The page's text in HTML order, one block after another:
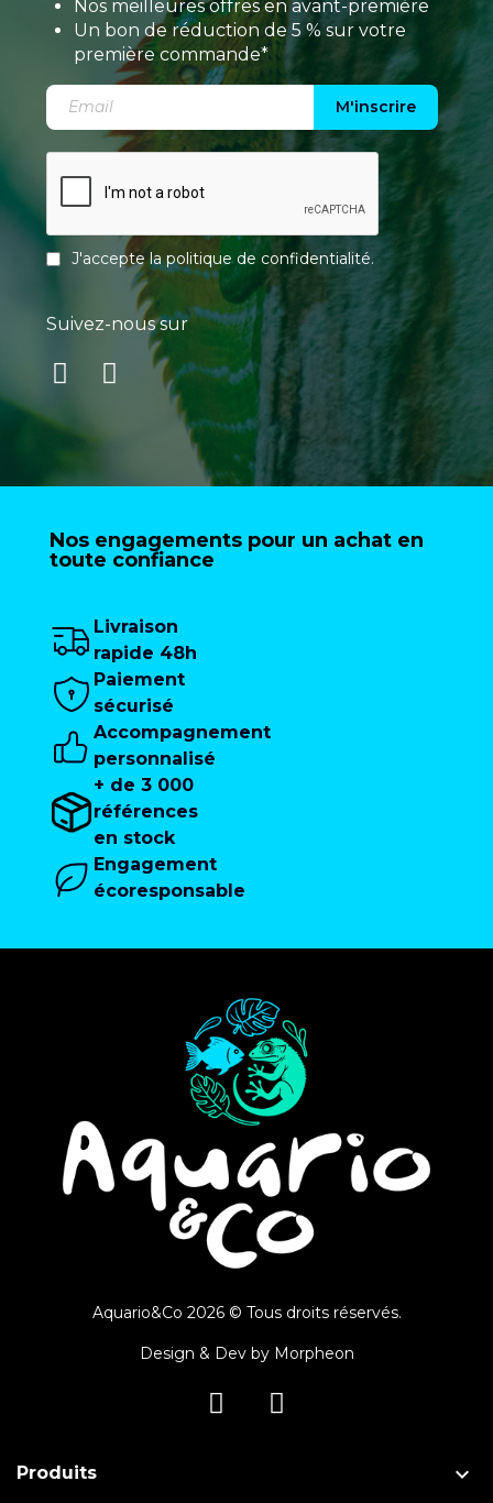
Nos meilleures offres en avant-première
Un bon de réduction de 5 % sur votre
première commande*
M'inscrire
J'accepte lapolitique de confidentialité.
Suivez-nous sur
Nos engagements pour un achat en
toute confiance
Livraison
rapide 48h
Paiement
sécurisé
Accompagnement
personnalisé
+ de 3 000
références
en stock
Engagement
écoresponsable
Aquario&Co 2026 © Tous droits réservés.
Design & Dev by Morpheon
Produits 